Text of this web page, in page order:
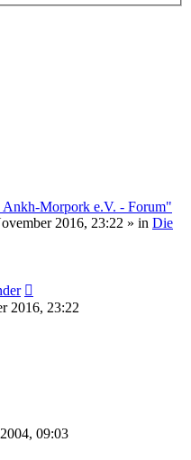
Morpork e.V. - Forum"
2016, 23:22 » in Die
2016, 23:22
09:03